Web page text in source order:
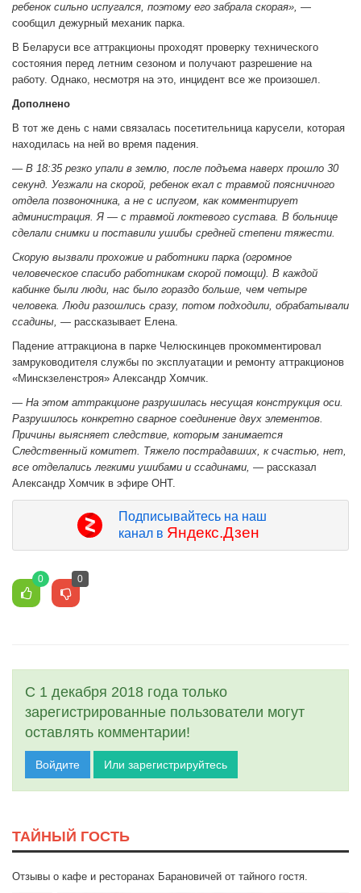
ребенок сильно испугался, поэтому его забрала скорая», —
сообщил дежурный механик парка.
В Беларуси все аттракционы проходят проверку технического
состояния перед летним сезоном и получают разрешение на
работу. Однако, несмотря на это, инцидент все же произошел.
Дополнено
В тот же день с нами связалась посетительница карусели, которая
находилась на ней во время падения.
— В 18:35 резко упали в землю, после подъема наверх прошло 30
секунд. Уезжали на скорой, ребенок ехал с травмой поясничного
отдела позвоночника, а не с испугом, как комментирует
администрация. Я — с травмой локтевого сустава. В больнице
сделали снимки и поставили ушибы средней степени тяжести.
Скорую вызвали прохожие и работники парка (огромное
человеческое спасибо работникам скорой помощи). В каждой
кабинке были люди, нас было гораздо больше, чем четыре
человека. Люди разошлись сразу, потом подходили, обрабатывали
ссадины, — рассказывает Елена.
Падение аттракциона в парке Челюскинцев прокомментировал
замруководителя службы по эксплуатации и ремонту аттракционов
«Минскзеленстроя» Александр Хомчик.
— На этом аттракционе разрушилась несущая конструкция оси.
Разрушилось конкретно сварное соединение двух элементов.
Причины выясняет следствие, которым занимается
Следственный комитет. Тяжело пострадавших, к счастью, нет,
все отделались легкими ушибами и ссадинами, — рассказал
Александр Хомчик в эфире ОНТ.
Подписывайтесь на наш
канал в Яндекс.Дзен
0 0
С 1 декабря 2018 года только
зарегистрированные пользователи могут
оставлять комментарии!
Войдите Или зарегистрируйтесь
ТАЙНЫЙ ГОСТЬ
Отзывы о кафе и ресторанах Барановичей от тайного гостя.